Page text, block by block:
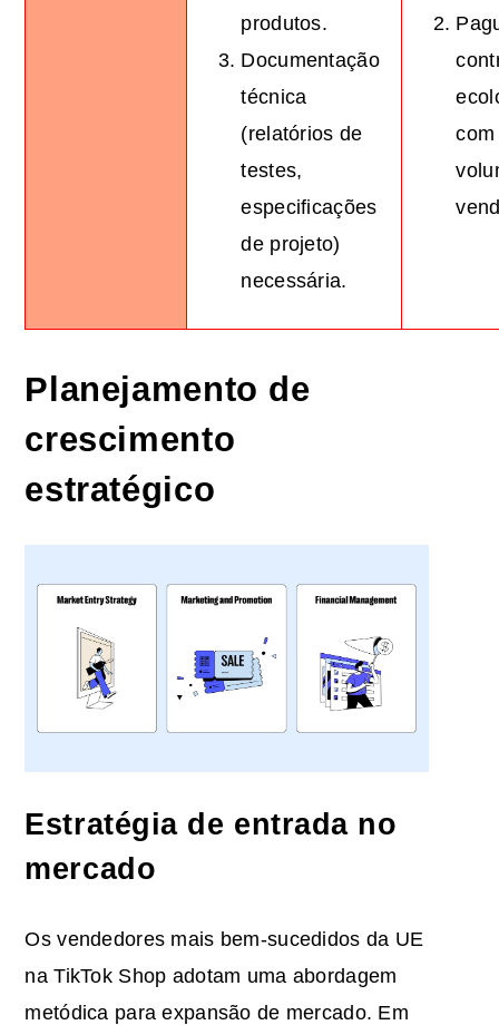
produtos.
Documentação
técnica
(relatórios de
testes,
especificações
de projeto)
necessária.
Planejamento de
crescimento
estratégico
Estratégia de entrada no
mercado
Os vendedores mais bem-sucedidos da UE
na TikTok Shop adotam uma abordagem
metódica para expansão de mercado. Em